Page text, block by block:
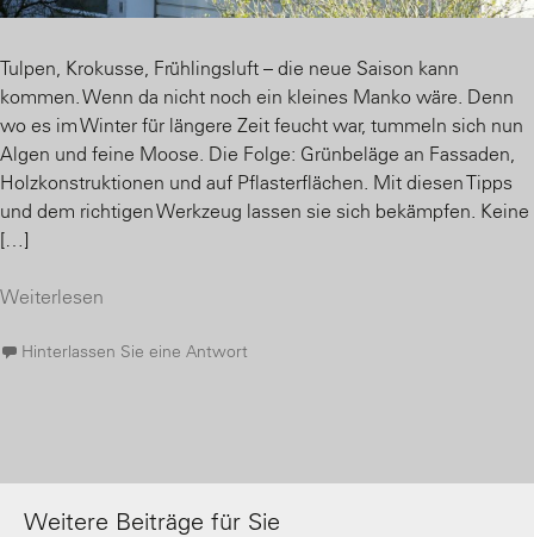
Tulpen, Krokusse, Frühlingsluft – die neue Saison kann
kommen. Wenn da nicht noch ein kleines Manko wäre. Denn
wo es im Winter für längere Zeit feucht war, tummeln sich nun
Algen und feine Moose. Die Folge: Grünbeläge an Fassaden,
Holzkonstruktionen und auf Pflasterflächen. Mit diesen Tipps
und dem richtigen Werkzeug lassen sie sich bekämpfen. Keine
[…]
Weiterlesen
Hinterlassen Sie eine Antwort
Weitere Beiträge für Sie